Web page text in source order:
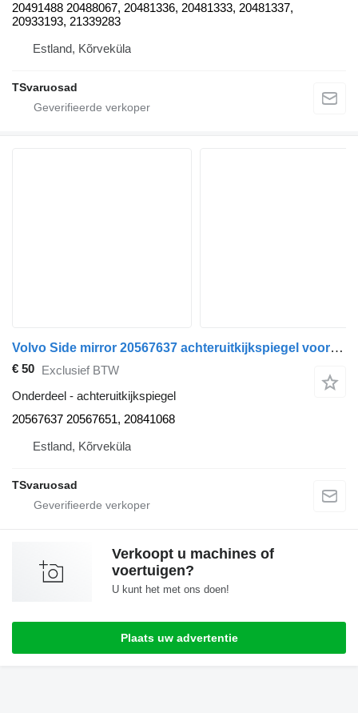
20491488 20488067, 20481336, 20481333, 20481337,
20933193, 21339283
Estland, Kõrveküla
TSvaruosad
Volvo Side mirror 20567637 achteruitkijkspiegel voor Volvo FM300 trekker
€ 50 Exclusief BTW
Onderdeel - achteruitkijkspiegel
20567637 20567651, 20841068
Estland, Kõrveküla
TSvaruosad
Verkoopt u machines of
voertuigen?
U kunt het met ons doen!
Plaats uw advertentie